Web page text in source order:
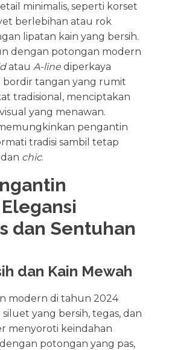
minimalis, seperti korset
berlebihan atau rok
lipatan kain yang bersih.
dengan potongan modern
atau A-linediperkaya
bordir tangan yang rumit
tradisional, menciptakan
yang menawan.
pengantin
tradisi sambil tetap
chic.
dan Sentuhan
dan Kain Mewah
modern di tahun 2024
yang bersih, tegas, dan
menyoroti keindahan
potongan yang pas,